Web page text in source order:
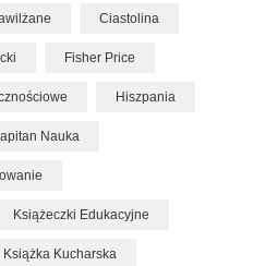
Ciastolina
Fisher Price
Hiszpania
Nauka
Książeczki Edukacyjne
Książka Kucharska